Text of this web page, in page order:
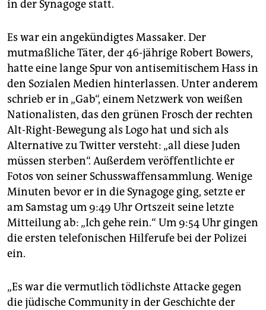
in der Synagoge statt.
Es war ein angekündigtes Massaker. Der
mutmaßliche Täter, der 46-jährige Robert Bowers,
hatte eine lange Spur von antisemitischem Hass in
den Sozialen Medien hinterlassen. Unter anderem
schrieb er in „Gab“, einem Netzwerk von weißen
Nationalisten, das den grünen Frosch der rechten
Alt-Right-Bewegung als Logo hat und sich als
Alternative zu Twitter versteht: „all diese Juden
müssen sterben“. Außerdem veröffentlichte er
Fotos von seiner Schusswaffensammlung. Wenige
Minuten bevor er in die Synagoge ging, setzte er
am Samstag um 9:49 Uhr Ortszeit seine letzte
Mitteilung ab: „Ich gehe rein.“ Um 9:54 Uhr gingen
die ersten telefonischen Hilferufe bei der Polizei
ein.
„Es war die vermutlich tödlichste Attacke gegen
die jüdische Community in der Geschichte der